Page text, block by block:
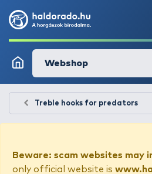
Webshop
Treble hooks for predators
Beware: scam websites may
only official website is